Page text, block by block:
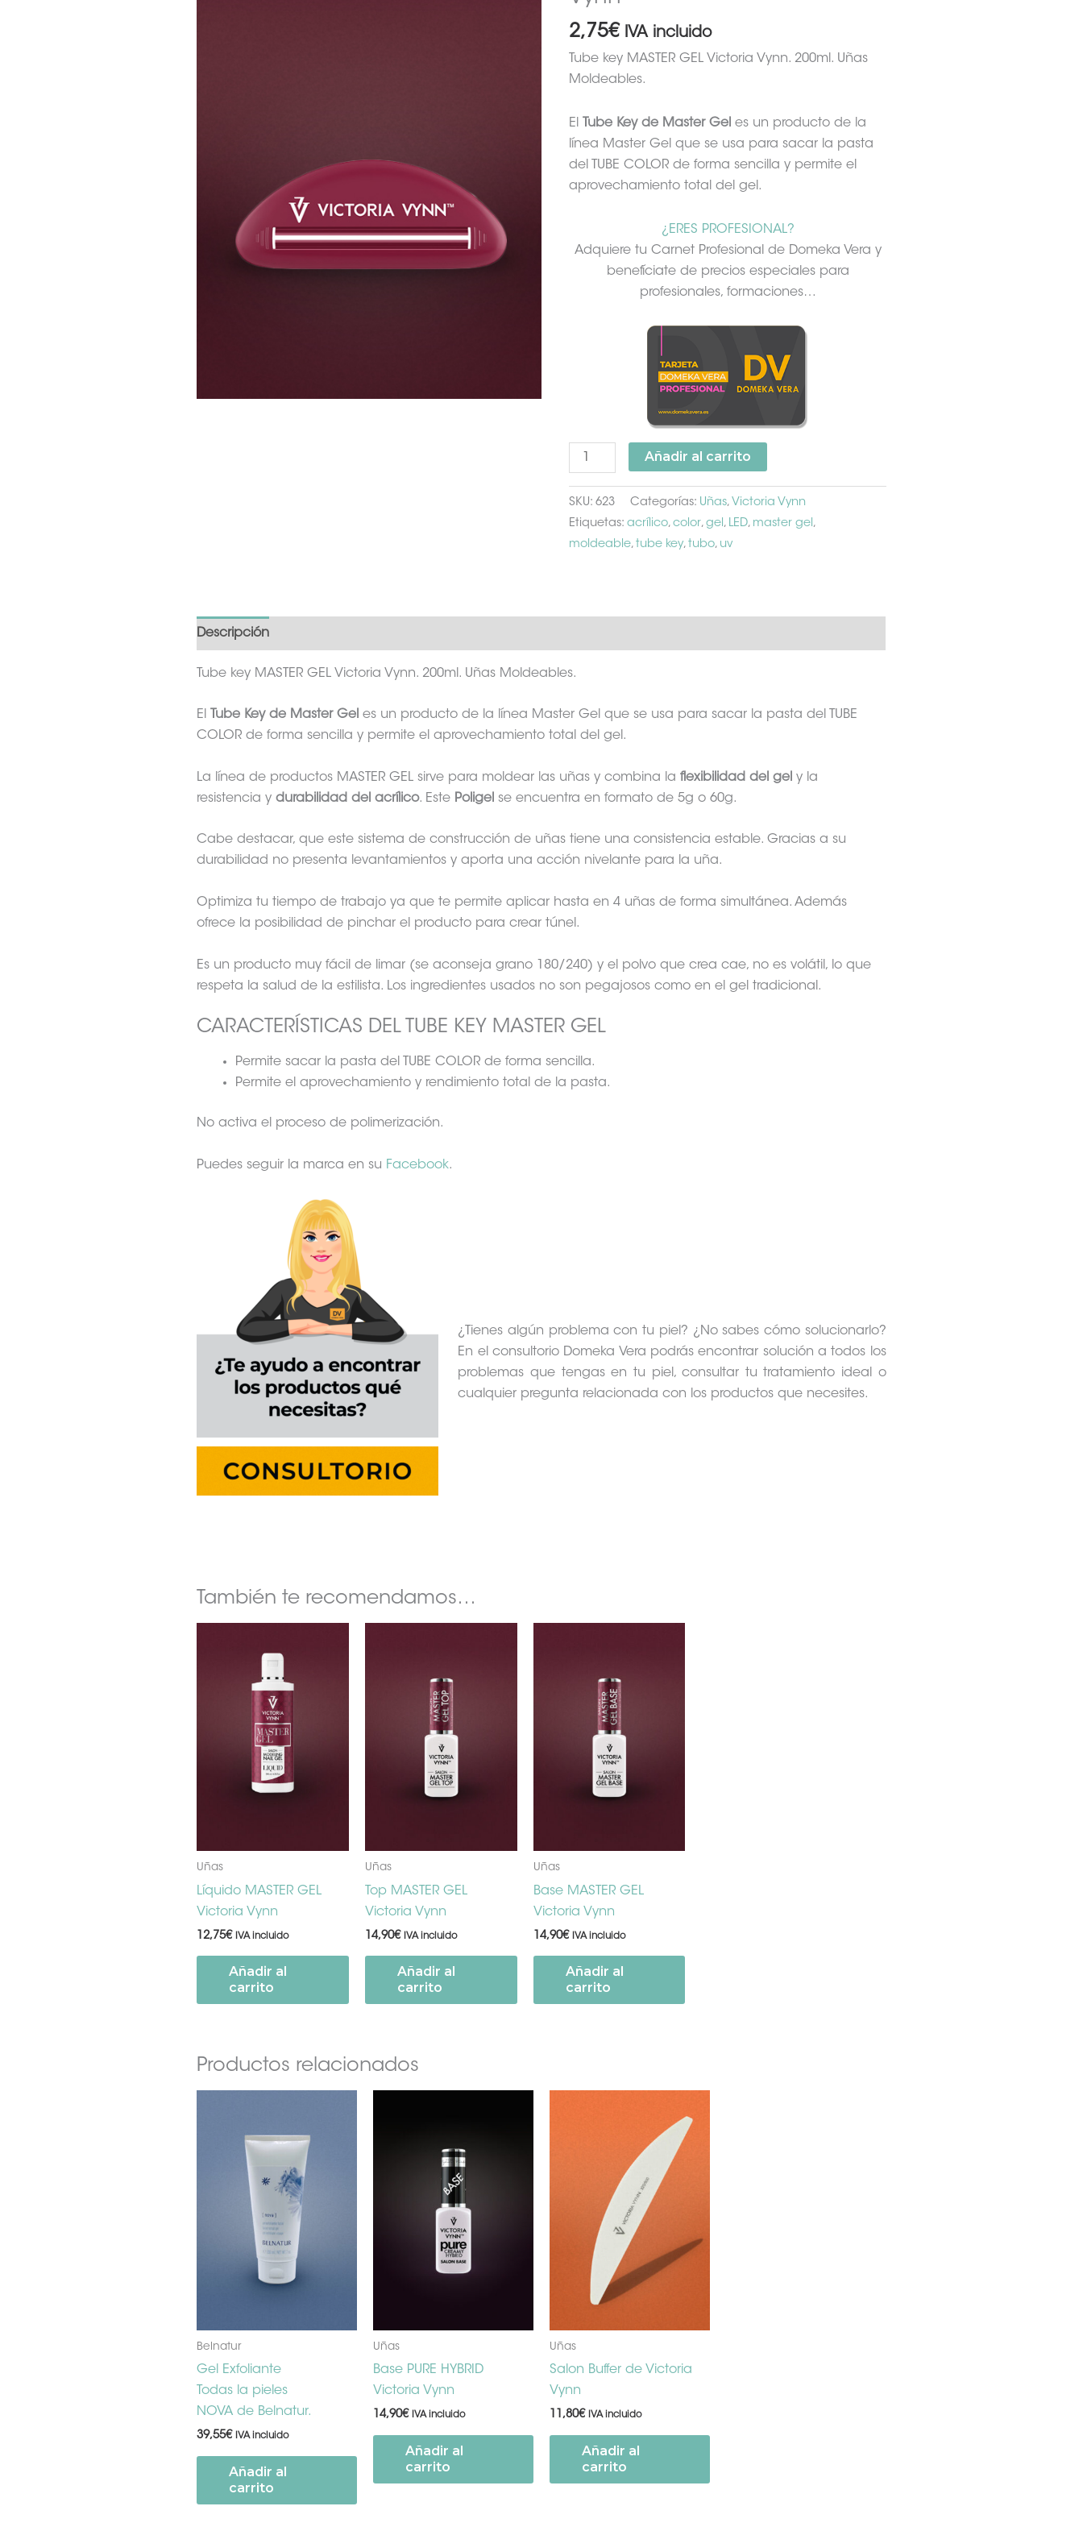
2,75€ IVA incluido
Tube key MASTER GEL Victoria Vynn. 200ml. Uñas
Moldeables.
El Tube Key de Master Gel es un producto de la
línea Master Gel que se usa para sacar la pasta
del TUBE COLOR de forma sencilla y permite el
aprovechamiento total del gel.
¿ERES PROFESIONAL?
Adquiere tu Carnet Profesional de Domeka Vera y
benefíciate de precios especiales para
profesionales, formaciones…
Añadir al carrito
SKU:623 Categorías: Uñas, Victoria Vynn
Etiquetas:acrílico,color,gel, LED, master gel,
moldeable,tube key,tubo, uv
Descripción
Tube key MASTER GEL Victoria Vynn. 200ml. Uñas Moldeables.
El Tube Key de Master Gel es un producto de la línea Master Gel que se usa para sacar la pasta del TUBE
COLOR de forma sencilla y permite el aprovechamiento total del gel.
La línea de productos MASTER GEL sirve para moldear las uñas y combina laflexibilidad del gel y la
resistencia y durabilidad del acrílico. Este Poligel se encuentra en formato de 5g o 60g.
Cabe destacar, que este sistema de construcción de uñas tiene una consistencia estable. Gracias a su
durabilidad no presenta levantamientos y aporta una acción nivelante para la uña.
Optimiza tu tiempo de trabajo ya que te permite aplicar hasta en 4 uñas de forma simultánea. Además
ofrece la posibilidad de pinchar el producto para crear túnel.
Es un producto muy fácil de limar (se aconseja grano 180/240) y el polvo que crea cae, no es volátil, lo que
respeta la salud de la estilista. Los ingredientes usados no son pegajosos como en el gel tradicional.
CARACTERÍSTICAS DEL TUBE KEY MASTER GEL
Permite sacar la pasta del TUBE COLOR de forma sencilla.
Permite el aprovechamiento y rendimiento total de la pasta.
No activa el proceso de polimerización.
Puedes seguir la marca en su Facebook.
¿Tienes algún problema con tu piel? ¿No sabes cómo solucionarlo?
En el consultorio Domeka Vera podrás encontrar solución a todos los
problemas que tengas en tu piel, consultar tu tratamiento ideal o
cualquier pregunta relacionada con los productos que necesites.
También te recomendamos…
Uñas
Líquido MASTER GEL
Victoria Vynn
12,75€ IVA incluido
Añadir al
carrito
Uñas
Top MASTER GEL
Victoria Vynn
14,90€ IVA incluido
Añadir al
carrito
Uñas
Base MASTER GEL
Victoria Vynn
14,90€ IVA incluido
Añadir al
carrito
Productos relacionados
Belnatur
Gel Exfoliante
Todas la pieles
NOVA de Belnatur.
39,55€ IVA incluido
Añadir al
carrito
Uñas
Base PURE HYBRID
Victoria Vynn
14,90€ IVA incluido
Añadir al
carrito
Uñas
Salon Buffer de Victoria
Vynn
11,80€ IVA incluido
Añadir al
carrito